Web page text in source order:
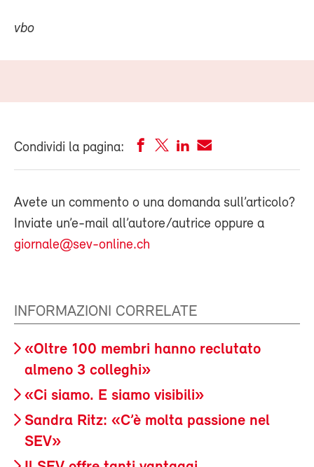
vbo
Condividi la pagina:
Avete un commento o una domanda sull’articolo?
Inviate un’e-mail all’autore/autrice oppure a
giornale@sev-online.ch
INFORMAZIONI CORRELATE
«Oltre 100 membri hanno reclutato
almeno 3 colleghi»
«Ci siamo. E siamo visibili»
Sandra Ritz: «C’è molta passione nel
SEV»